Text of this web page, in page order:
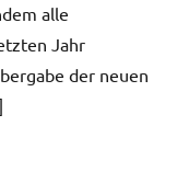
alle
Jahr
der neuen